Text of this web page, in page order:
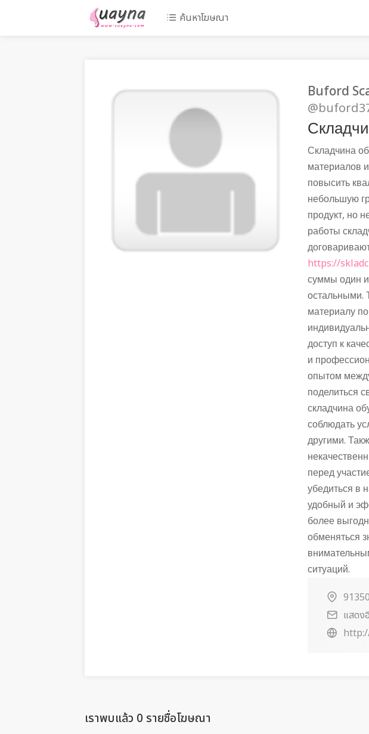
ค้นหาโฆษณา
Buford
Складчина
материалов
повысить
небольшую
продукт, но
работы
https://
суммы один
остальными.
материалу
доступ к
и
опытом
поделиться
складчина
соблюдать
другими.
перед
убедиться в
удобный и
более
обменяться
ситуаций.
91350
แสดง
เราพบแล้ว 0 รายชื่อโฆษณา